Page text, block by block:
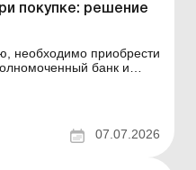
покупке: решение
необходимо приобрести
банк и
Больше по
адекватная позиция
07.07.2026